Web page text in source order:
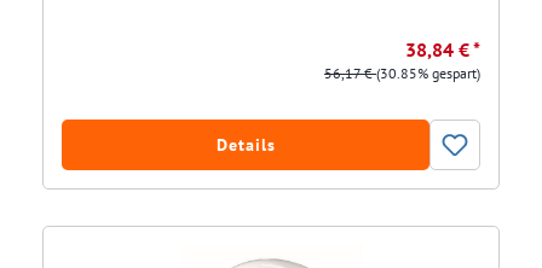
38,84 € *
56,17 €(30.85% gespart)
Details